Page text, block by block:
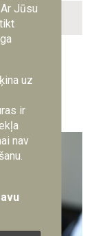
Jūsu
uz
ir
nav